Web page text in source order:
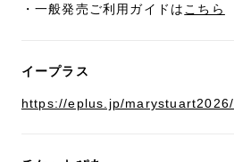
・一般発売ご利用ガイドは こちら
イープラス
https://eplus.jp/marystuart2026/